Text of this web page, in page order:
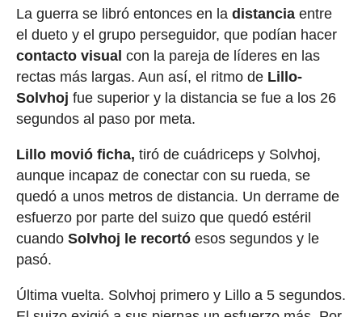
La guerra se libró entonces en la distanciaentre
el dueto y el grupo perseguidor, que podían hacer
contacto visual con la pareja de líderes en las
rectas más largas. Aun así, el ritmo de Lillo-
Solvhoj fue superior y la distancia se fue a los 26
segundos al paso por meta.
Lillo movió ficha, tiró de cuádriceps y Solvhoj,
aunque incapaz de conectar con su rueda, se
quedó a unos metros de distancia. Un derrame de
esfuerzo por parte del suizo que quedó estéril
cuando Solvhoj le recortóesos segundos y le
pasó.
Última vuelta. Solvhoj primero y Lillo a 5 segundos.